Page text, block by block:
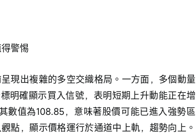
警惕
現出複雜的多空交織格局。一方面，多個動量
明確顯示買入信號，表明短期上升動能正在增
數值為108.85，意味著股價可能已進入強勢區
點，顯示價格運行於通道中上軌，趨勢向上。